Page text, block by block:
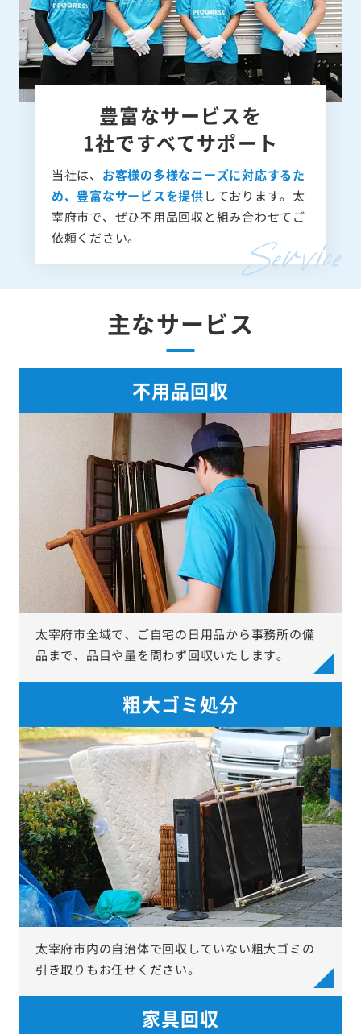
豊富なサービスを
1社ですべてサポート
当社は、 お客様の多様なニーズに対応するた
め、豊富なサービスを提供しております。太
宰府市で、ぜひ不用品回収と組み合わせてご
依頼ください。
主なサービス
不用品回収
太宰府市全域で、ご自宅の日用品から事務所の備
品まで、品目や量を問わず回収いたします。
粗大ゴミ処分
太宰府市内の自治体で回収していない粗大ゴミの
引き取りもお任せください。
家具回収